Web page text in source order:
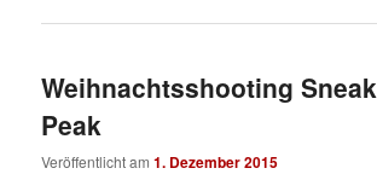
Weihnachtsshooting Sneak
Peak
Veröffentlicht am1. Dezember 2015